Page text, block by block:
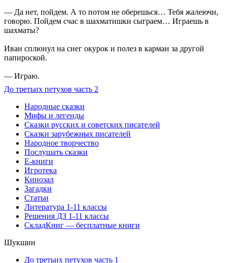
— Да нет, пойдем. А то потом не оберешься… Тебя жалеючи,
говорю. Пойдем счас в шахматишки сыграем… Играешь в
шахматы?
Иван сплюнул на снег окурок и полез в карман за другой
папироской.
— Играю.
До третьих петухов часть 2
Народные сказки
Мифы и легенды
Сказки русских и советских писателей
Сказки зарубежных писателей
Народное творчество
Послушать сказки
Е-книги
Игротека
Кинозал
Загадки
Статьи
Литература 1-11 классы
Решения ДЗ 1-11 классы
СкладКниг — бесплатные книги
Шукшин
До третьих петухов часть 1